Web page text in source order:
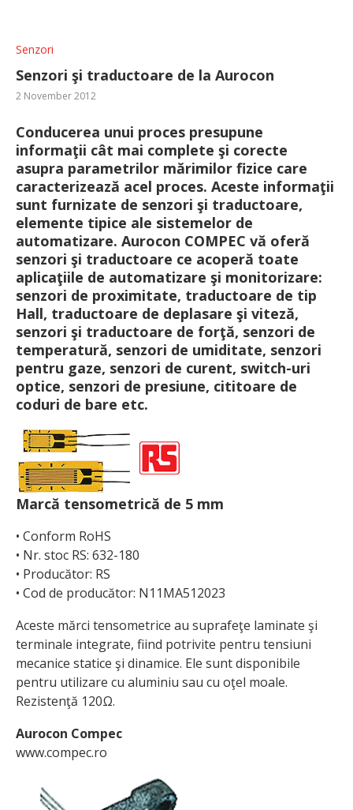
Senzori
Senzori şi traductoare de la Aurocon
2 November 2012
Conducerea unui proces presupune
informaţii cât mai complete şi corecte
asupra parametrilor mărimilor fizice care
caracterizează acel proces. Aceste informaţii
sunt furnizate de senzori şi traductoare,
elemente tipice ale sistemelor de
automatizare. Aurocon COMPEC vă oferă
senzori şi traductoare ce acoperă toate
aplicaţiile de automatizare şi monitorizare:
senzori de proximitate, traductoare de tip
Hall, traductoare de deplasare şi viteză,
senzori şi traductoare de forţă, senzori de
temperatură, senzori de umiditate, senzori
pentru gaze, senzori de curent, switch-uri
optice, senzori de presiune, cititoare de
coduri de bare etc.
Marcă tensometrică de 5 mm
• Conform RoHS
• Nr. stoc RS: 632-180
• Producător: RS
• Cod de producător: N11MA512023
Aceste mărci tensometrice au suprafeţe laminate şi
terminale integrate, fiind potrivite pentru tensiuni
mecanice statice şi dinamice. Ele sunt disponibile
pentru utilizare cu aluminiu sau cu oţel moale.
Rezistenţă 120Ω.
Aurocon Compec
www.compec.ro